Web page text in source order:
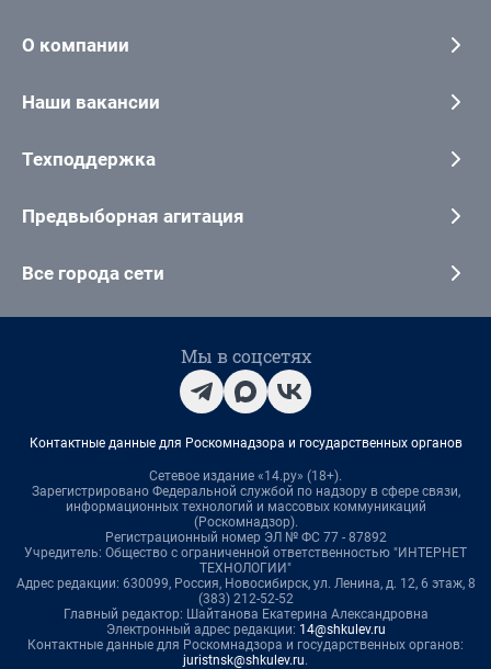
О компании
Наши вакансии
Техподдержка
Предвыборная агитация
Все города сети
Мы в соцсетях
Контактные данные для Роскомнадзора и государственных органов
Сетевое издание «14.ру» (18+).
Зарегистрировано Федеральной службой по надзору в сфере связи,
информационных технологий и массовых коммуникаций
(Роскомнадзор).
Регистрационный номер ЭЛ № ФС 77 - 87892
Учредитель: Общество с ограниченной ответственностью "ИНТЕРНЕТ
ТЕХНОЛОГИИ"
Адрес редакции: 630099, Россия, Новосибирск, ул. Ленина, д. 12, 6 этаж, 8
(383) 212-52-52
Главный редактор: Шайтанова Екатерина Александровна
Электронный адрес редакции: 14@shkulev.ru
Контактные данные для Роскомнадзора и государственных органов:
juristnsk@shkulev.ru.